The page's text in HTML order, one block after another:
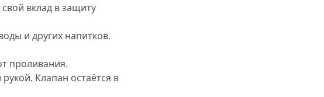
вклад в защиту
и других напитков.
проливания.
Клапан остаётся в